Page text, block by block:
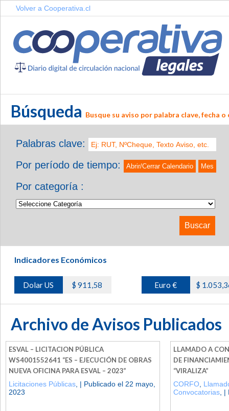
Volver a Cooperativa.cl
Búsqueda Busque su aviso por palabra clave, fecha
Palabras clave:
Por período de tiempo:
Abrir/Cerrar Calendario Mes
Por categoría :
Indicadores Económicos
Dolar US $ 911,58 Euro € $
Archivo de Avisos Publicados
ESVAL – LICITACION PÚBLICA
WS4001552641 “ES – EJECUCIÓN DE OBRAS
NUEVA OFICINA PARA ESVAL – 2023”
Licitaciones Públicas , | Publicado el 22 mayo,
2023
LLAMADO A
DE
“VIRALIZA”
CORFO
Convocatorias ,